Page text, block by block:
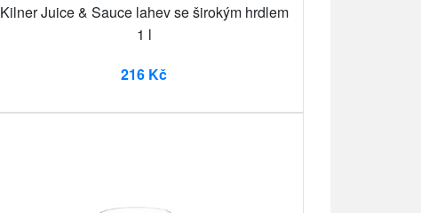
Kilner Juice & Sauce lahev se širokým hrdlem
1 l
216 Kč